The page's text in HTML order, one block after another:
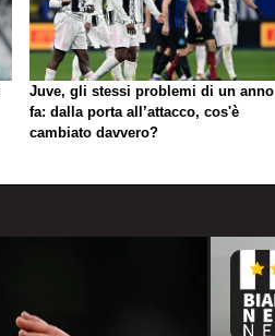
Juve, gli stessi problemi di un anno
fa: dalla porta all’attacco, cos'è
cambiato davvero?